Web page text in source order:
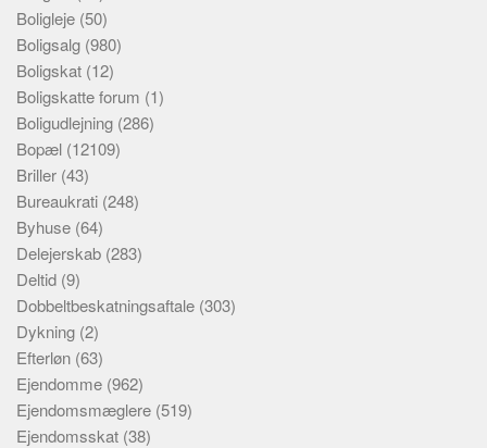
Boligleje (50)
Boligsalg (980)
Boligskat (12)
Boligskatte forum (1)
Boligudlejning (286)
Bopæl (12109)
Briller (43)
Bureaukrati (248)
Byhuse (64)
Delejerskab (283)
Deltid (9)
Dobbeltbeskatningsaftale (303)
Dykning (2)
Efterløn (63)
Ejendomme (962)
Ejendomsmæglere (519)
Ejendomsskat (38)